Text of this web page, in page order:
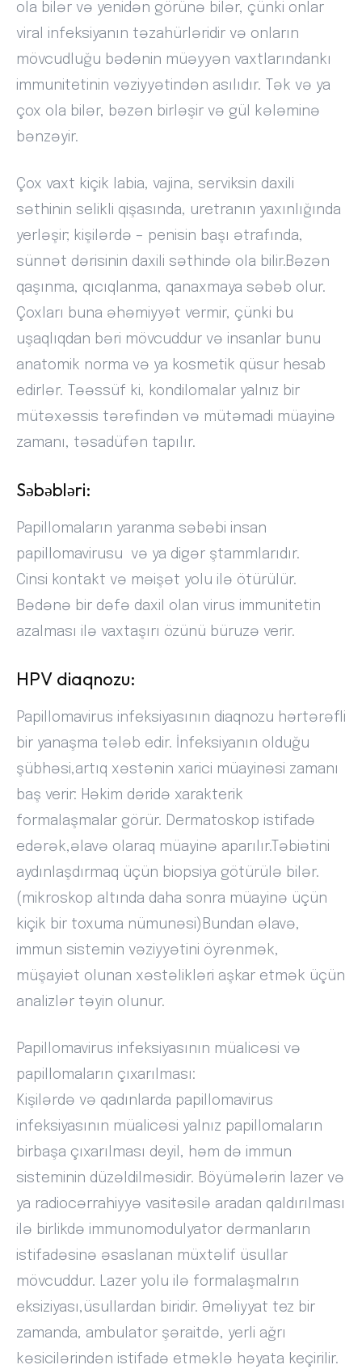
ola bilər və yenidən görünə bilər, çünki onlar
viral infeksiyanın təzahürləridir və onların
mövcudluğu bədənin müəyyən vaxtlarındankı
immunitetinin vəziyyətindən asılıdır. Tək və ya
çox ola bilər, bəzən birləşir və gül kələminə
bənzəyir.
Çox vaxt kiçik labia, vajina, serviksin daxili
səthinin selikli qişasında, uretranın yaxınlığında
yerləşir; kişilərdə – penisin başı ətrafında,
sünnət dərisinin daxili səthində ola bilir.Bəzən
qaşınma, qıcıqlanma, qanaxmaya səbəb olur.
Çoxları buna əhəmiyyət vermir, çünki bu
uşaqlıqdan bəri mövcuddur və insanlar bunu
anatomik norma və ya kosmetik qüsur hesab
edirlər. Təəssüf ki, kondilomalar yalnız bir
mütəxəssis tərəfindən və mütəmadi müayinə
zamanı, təsadüfən tapılır.
Səbəbləri:
Papillomaların yaranma səbəbi insan
papillomavirusu və ya digər ştammlarıdır.
Cinsi kontakt və məişət yolu ilə ötürülür.
Bədənə bir dəfə daxil olan virus immunitetin
azalması ilə vaxtaşırı özünü büruzə verir.
HPV diaqnozu:
Papillomavirus infeksiyasının diaqnozu hərtərəfli
bir yanaşma tələb edir. İnfeksiyanın olduğu
şübhəsi,artıq xəstənin xarici müayinəsi zamanı
baş verir: Həkim dəridə xarakterik
formalaşmalar görür. Dermatoskop istifadə
edərək,əlavə olaraq müayinə aparılır.Təbiətini
aydınlaşdırmaq üçün biopsiya götürülə bilər.
(mikroskop altında daha sonra müayinə üçün
kiçik bir toxuma nümunəsi)Bundan əlavə,
immun sistemin vəziyyətini öyrənmək,
müşayiət olunan xəstəlikləri aşkar etmək üçün
analizlər təyin olunur.
Papillomavirus infeksiyasının müalicəsi və
papillomaların çıxarılması:
Kişilərdə və qadınlarda papillomavirus
infeksiyasının müalicəsi yalnız papillomaların
birbaşa çıxarılması deyil, həm də immun
sisteminin düzəldilməsidir. Böyümələrin lazer və
ya radiocərrahiyyə vasitəsilə aradan qaldırılması
ilə birlikdə immunomodulyator dərmanların
istifadəsinə əsaslanan müxtəlif üsullar
mövcuddur. Lazer yolu ilə formalaşmalrın
eksiziyası,üsullardan biridir. Əməliyyat tez bir
zamanda, ambulator şəraitdə, yerli ağrı
kəsicilərindən istifadə etməklə həyata keçirilir.